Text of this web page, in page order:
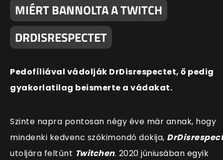
MIÉRT BANNOLTA A TWITCH
DRDISRESPECTET
Pedofíliával vádolják DrDisrespectet, ő pedig
gyakorlatilag beismerte a vádakat.
Szinte napra pontosan négy éve már annak, hogy
mindenki kedvenc szókimondó dokija, DrDisrespect
utoljára feltűnt Twitchen. 2020 júniusában egyik